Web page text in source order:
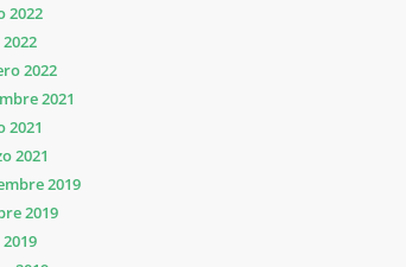
2022
2022
2021
2021
2021
2019
2019